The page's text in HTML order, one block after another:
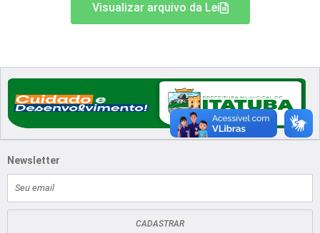
Visualizar arquivo da Lei
Newsletter
mail
CADASTRAR